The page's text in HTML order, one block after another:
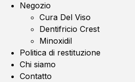
Negozio
Cura Del Viso
Dentifricio Crest
Minoxidil
Politica di restituzione
Chi siamo
Contatto